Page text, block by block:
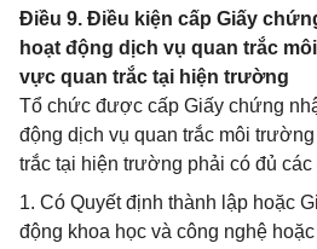
Điều 9. Điều kiện cấp Giấy
hoạt động dịch vụ quan trắc
vực quan trắc tại hiện trường
Tổ chức được cấp Giấy chứng
động dịch vụ quan trắc môi
trắc tại hiện trường phải có đủ
1. Có Quyết định thành lập hoặc
động khoa học và công nghệ